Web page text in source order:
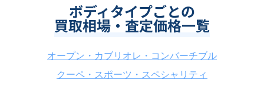
ボディタイプごとの
買取相場・査定価格一覧
オープン・カブリオレ・コンバーチブル
クーペ・スポーツ・スペシャリティ